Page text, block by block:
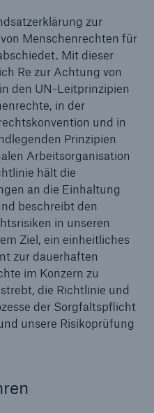
zur
Menschenrechten für
Mit dieser
Re zur Achtung von
den UN-Leitprinzipien
in der
und in
Prinzipien
Arbeitsorganisation
hält die
an die Einhaltung
beschreibt den
in unseren
Ziel, ein einheitliches
zur dauerhaften
im Konzern zu
die Richtlinie und
der Sorgfaltspflicht
unsere Risikoprüfung
leistungsfähigen
bis zur
der BU-